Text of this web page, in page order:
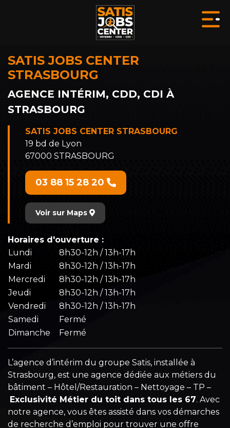
SATIS JOBS CENTER
STRASBOURG
AGENCE INTÉRIM, CDD, CDI À
STRASBOURG
SATIS JOBS CENTER STRASBOURG
19 bd de Lyon
67000 STRASBOURG
03 88 15 28 20
Voir sur Maps
Horaires d'ouverture :
Lundi
8h30-12h / 13h-17h
Mardi
8h30-12h / 13h-17h
Mercredi
8h30-12h / 13h-17h
Jeudi
8h30-12h / 13h-17h
Vendredi
8h30-12h / 13h-17h
Samedi
Fermé
Dimanche
Fermé
L’agence d’intérim du groupe Satis, installée à
Strasbourg, est une agence dédiée aux métiers du
bâtiment – Hôtel/Restauration – Nettoyage – TP –
Exclusivité Métier du toit dans tous les 67. Avec
notre agence, vous êtes assisté dans vos démarches
de recherche d’emploi pour trouver une offre